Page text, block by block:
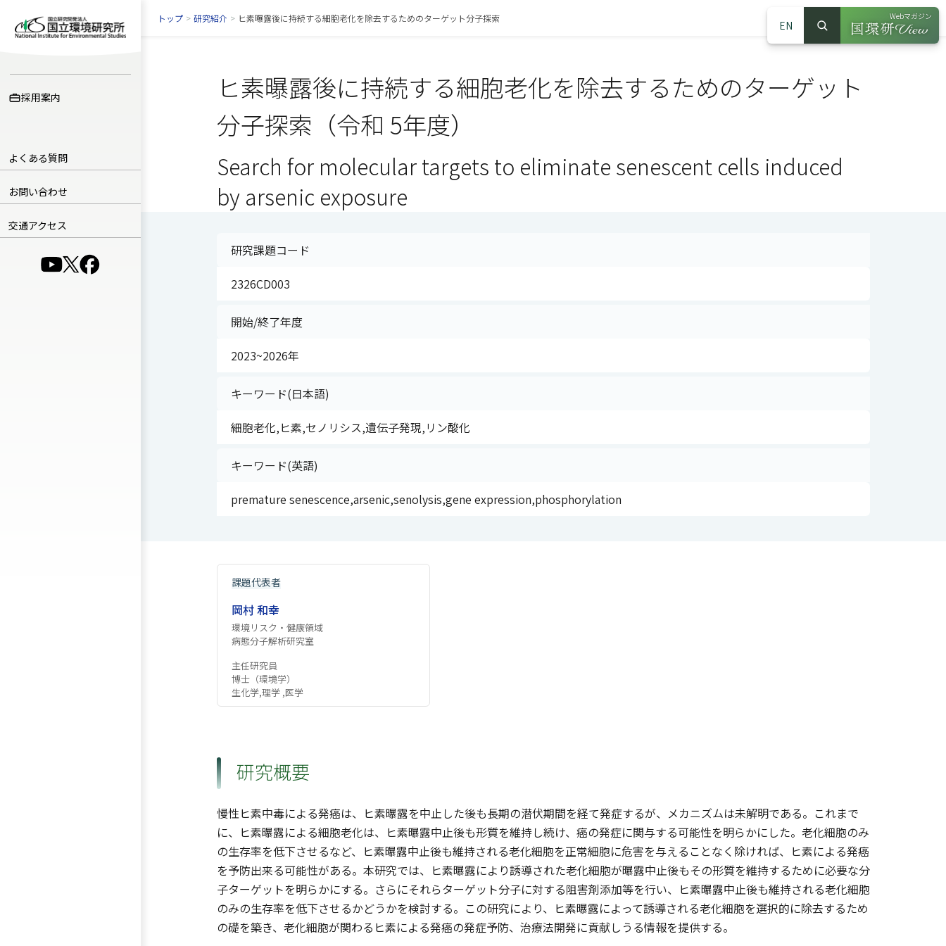
採用案内
よくある質問
お問い合わせ
交通アクセス
（別ウインドウで開きます）
（別ウインドウで開きます）
（別ウインドウで開きます）
EN
サイト内検索
検索
Webマガジン
（別ウインドウ
トップ > 研究紹介 > ヒ素曝露後に持続する細胞老化を除去するためのターゲット分子探索
ヒ素曝露後に持続する細胞老化を除去するためのターゲット
分子探索（令和 5年度）
Search for molecular targets to eliminate senescent cells induced
by arsenic exposure
研究課題コード
2326CD003
開始/終了年度
2023~2026年
キーワード(日本語)
細胞老化,ヒ素,セノリシス,遺伝子発現,リン酸化
キーワード(英語)
premature senescence,arsenic,senolysis,gene expression,phosphorylation
課題代表者
岡村 和幸
環境リスク・健康領域
病態分子解析研究室
主任研究員
博士（環境学）
生化学,理学 ,医学
研究概要
慢性ヒ素中毒による発癌は、ヒ素曝露を中止した後も長期の潜伏期間を経て発症するが、メカニズムは未解明である。これまで
に、ヒ素曝露による細胞老化は、ヒ素曝露中止後も形質を維持し続け、癌の発症に関与する可能性を明らかにした。老化細胞のみ
の生存率を低下させるなど、ヒ素曝露中止後も維持される老化細胞を正常細胞に危害を与えることなく除ければ、ヒ素による発癌
を予防出来る可能性がある。本研究では、ヒ素曝露により誘導された老化細胞が曝露中止後もその形質を維持するために必要な分
子ターゲットを明らかにする。さらにそれらターゲット分子に対する阻害剤添加等を行い、ヒ素曝露中止後も維持される老化細胞
のみの生存率を低下させるかどうかを検討する。この研究により、ヒ素曝露によって誘導される老化細胞を選択的に除去するため
の礎を築き、老化細胞が関わるヒ素による発癌の発症予防、治療法開発に貢献しうる情報を提供する。